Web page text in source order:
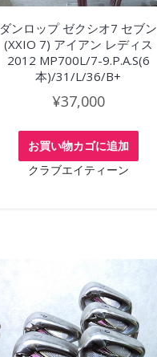
ダンロップ ゼクシオ7 セブン
(XXIO 7) アイアン レディス
2012 MP700L/7-9.P.A.S(6
本)/31/L/36/B+
¥37,000
お買い物カゴに追加
クラブエイティーン